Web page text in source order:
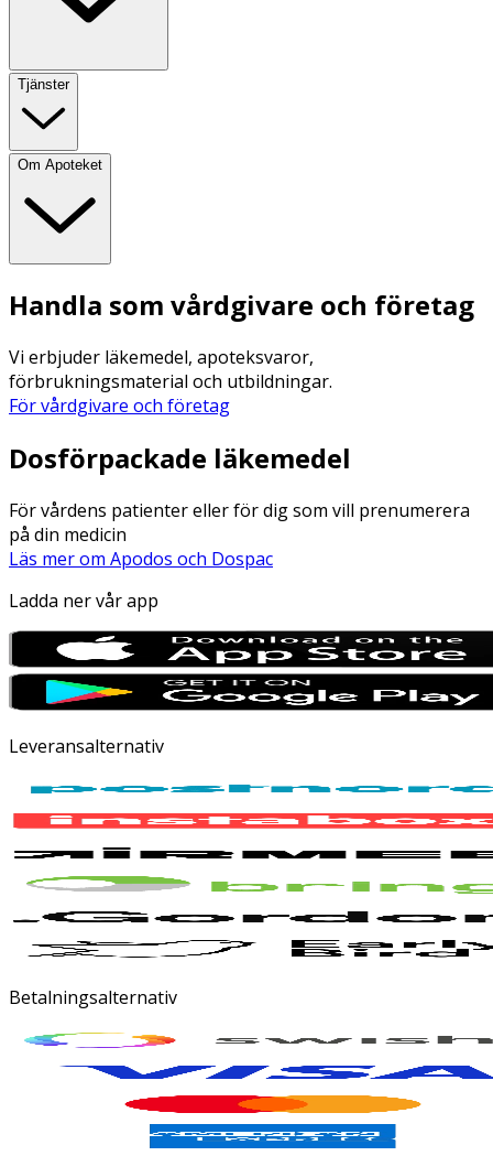
Tjänster
Om Apoteket
Handla som vårdgivare och företag
Vi erbjuder läkemedel, apoteksvaror,
förbrukningsmaterial och utbildningar.
För vårdgivare och företag
Dosförpackade läkemedel
För vårdens patienter eller för dig som vill prenumerera
på din medicin
Läs mer om Apodos och Dospac
Ladda ner vår app
Leveransalternativ
Betalningsalternativ